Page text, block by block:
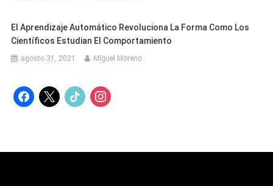
El Aprendizaje Automático Revoluciona La Forma Como Los
Científicos Estudian El Comportamiento
agosto 31, 2021 Miguel Moreno
facebook
x tiktok instagram